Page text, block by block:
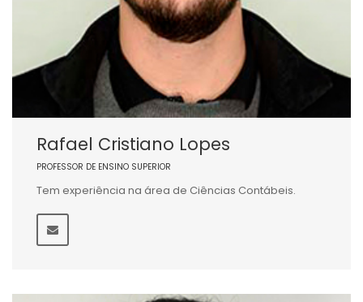
Rafael Cristiano Lopes
PROFESSOR DE ENSINO SUPERIOR
Tem experiência na área de Ciências Contábeis.